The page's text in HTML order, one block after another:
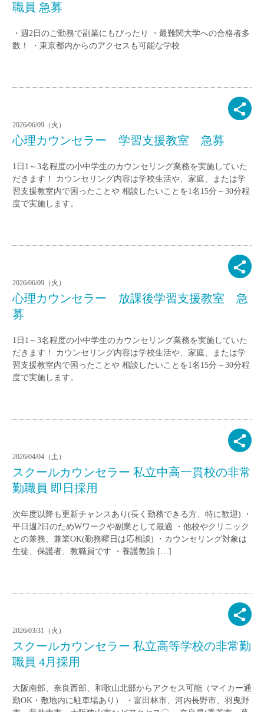
職員 急募
・週2日のご勤務で副業にもぴったり ・最難関大学への合格者多
数！ ・東京都内からのアクセスも可能な学校
2026/06/09（火）
心理カウンセラー 学習支援教室 急募
1日1～3名程度の小中学生のカウンセリング業務を実施していた
だきます！ カウンセリング内容は学校生活や、家庭、または学
習支援教室内で困ったことや 相談したいことを1名15分～30分程
度で実施します。
2026/06/09（火）
心理カウンセラー 放課後学習支援教室 急
募
1日1～3名程度の小中学生のカウンセリング業務を実施していた
だきます！ カウンセリング内容は学校生活や、家庭、または学
習支援教室内で困ったことや 相談したいことを1名15分～30分程
度で実施します。
2026/04/04（土）
スクールカウンセラー 私立中高一貫校の非常
勤職員 即日採用
次年度以降も更新チャンスあり(長く勤務できる方、特に歓迎) ・
平日週2日のためWワークや副業として最適 ・他校やクリニック
との兼務、兼業OK(勤務曜日は応相談) ・カウンセリング対象は
生徒、保護者、教職員です ・養護教諭 […]
2026/03/31（火）
スクールカウンセラー 私立高等学校の非常勤
職員 4月採用
大阪南部、奈良西部、和歌山北部からアクセス可能（マイカー通
勤OK・敷地内に駐車場あり） ・富田林市、河内長野市、羽曳野